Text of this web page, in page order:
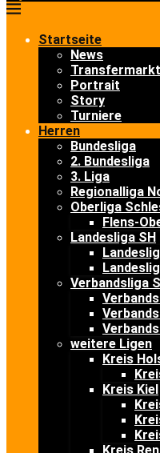
Startseite
News
Transfermarkt
Portrait
Story
Turniere
Herren
Bundesliga
2. Bundesliga
3. Liga
Regionalliga
Oberliga
Flens-
Landesliga SH
Verbandsliga
weitere Ligen
Kreis
Kreis Kiel